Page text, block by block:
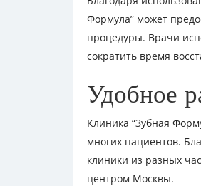
Формула” может
процедуры. Врачи
сократить время
Удобное
Клиника “Зубная
многих пациентов.
клиники из разных
центром Москвы.